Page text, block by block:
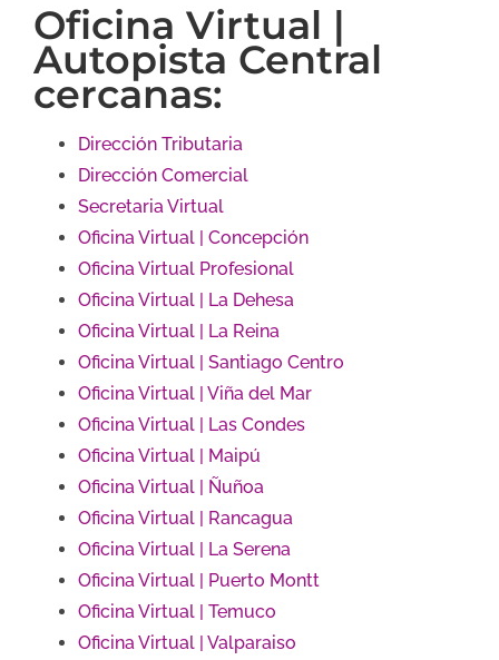
Oficina Virtual |
Autopista Central
cercanas:
Dirección Tributaria
Dirección Comercial
Secretaria Virtual
Oficina Virtual | Concepción
Oficina Virtual Profesional
Oficina Virtual | La Dehesa
Oficina Virtual | La Reina
Oficina Virtual | Santiago Centro
Oficina Virtual | Viña del Mar
Oficina Virtual | Las Condes
Oficina Virtual | Maipú
Oficina Virtual | Ñuñoa
Oficina Virtual | Rancagua
Oficina Virtual | La Serena
Oficina Virtual | Puerto Montt
Oficina Virtual | Temuco
Oficina Virtual | Valparaiso